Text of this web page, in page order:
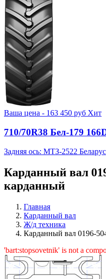
Ваша цена - 163 450 руб Хит
710/70R38 Бел-179
Задняя ось: МТЗ-2522 Беларус
Карданный вал
карданный
Главная
Карданный вал
Ж/д техника
Карданный вал 0196-
'bart:stopsovetnik' is not a